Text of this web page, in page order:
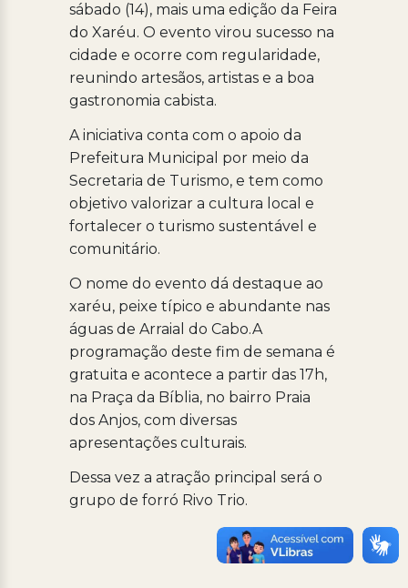
sábado (14), mais uma edição da Feira
do Xaréu. O evento virou sucesso na
cidade e ocorre com regularidade,
reunindo artesãos, artistas e a boa
gastronomia cabista.
A iniciativa conta com o apoio da
Prefeitura Municipal por meio da
Secretaria de Turismo, e tem como
objetivo valorizar a cultura local e
fortalecer o turismo sustentável e
comunitário.
O nome do evento dá destaque ao
xaréu, peixe típico e abundante nas
águas de Arraial do Cabo.A
programação deste fim de semana é
gratuita e acontece a partir das 17h,
na Praça da Bíblia, no bairro Praia
dos Anjos, com diversas
apresentações culturais.
Dessa vez a atração principal será o
grupo de forró Rivo Trio.